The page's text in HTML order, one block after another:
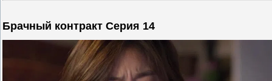
Брачный контракт Серия 14